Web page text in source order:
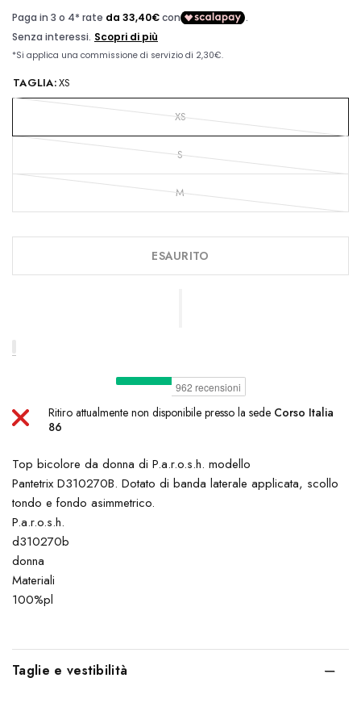
TAGLIA:XS
XS
S
M
ESAURITO
Ritiro attualmente non disponibile presso la sede Corso Italia
86
Top bicolore da donna di P.a.r.o.s.h. modello
Pantetrix D310270B. Dotato di banda laterale applicata, scollo
tondo e fondo asimmetrico.
P.a.r.o.s.h.
d310270b
donna
Materiali
100%pl
Taglie e vestibilità